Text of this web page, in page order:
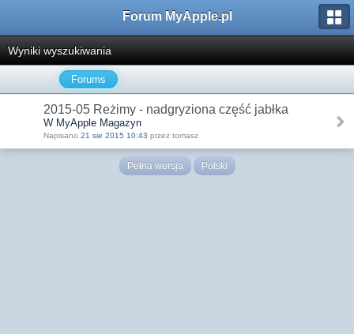
Forum MyApple.pl
Wyniki wyszukiwania
Forums
2015-05 Reżimy - nadgryziona część jabłka
W MyApple Magazyn
Napisano 21 sie 2015 10:43 przez tomasz
Pełna wersja Polski